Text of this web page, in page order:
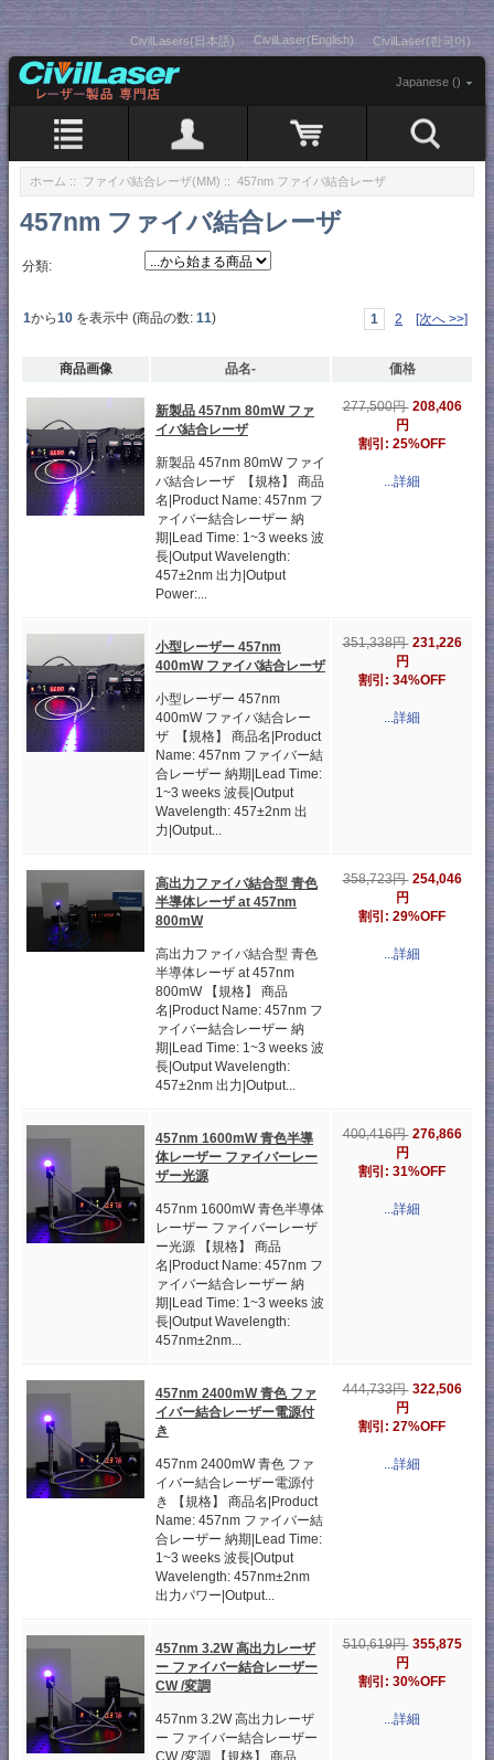
CivilLasers(日本語) CivilLaser(English) CivilLaser(한국어)
Japanese ()
ホーム :: ファイバ結合レーザ(MM) :: 457nm ファイバ結合レーザ
457nm ファイバ結合レーザ
分類:
1から10 を表示中 (商品の数: 11) 1 2 [次へ >>]
商品画像 品名- 価格
新製品 457nm 80mW ファ
イバ結合レーザ
新製品 457nm 80mW ファイ
バ結合レーザ 【規格】 商品
名|Product Name: 457nm フ
ァイバー結合レーザー 納
期|Lead Time: 1~3 weeks 波
長|Output Wavelength:
457±2nm 出力|Output
Power:...
277,500円 208,406
円
割引: 25%OFF
...詳細
小型レーザー 457nm
400mW ファイバ結合レーザ
小型レーザー 457nm
400mW ファイバ結合レー
ザ 【規格】 商品名|Product
Name: 457nm ファイバー結
合レーザー 納期|Lead Time:
1~3 weeks 波長|Output
Wavelength: 457±2nm 出
力|Output...
351,338円 231,226
円
割引: 34%OFF
...詳細
高出力ファイバ結合型 青色
半導体レーザ at 457nm
800mW
高出力ファイバ結合型 青色
半導体レーザ at 457nm
800mW 【規格】 商品
名|Product Name: 457nm フ
ァイバー結合レーザー 納
期|Lead Time: 1~3 weeks 波
長|Output Wavelength:
457±2nm 出力|Output...
358,723円 254,046
円
割引: 29%OFF
...詳細
457nm 1600mW 青色半導
体レーザー ファイバーレー
ザー光源
457nm 1600mW 青色半導体
レーザー ファイバーレーザ
ー光源 【規格】 商品
名|Product Name: 457nm フ
ァイバー結合レーザー 納
期|Lead Time: 1~3 weeks 波
長|Output Wavelength:
457nm±2nm...
400,416円 276,866
円
割引: 31%OFF
...詳細
457nm 2400mW 青色 ファ
イバー結合レーザー電源付
き
457nm 2400mW 青色 ファ
イバー結合レーザー電源付
き 【規格】 商品名|Product
Name: 457nm ファイバー結
合レーザー 納期|Lead Time:
1~3 weeks 波長|Output
Wavelength: 457nm±2nm
出力パワー|Output...
444,733円 322,506
円
割引: 27%OFF
...詳細
457nm 3.2W 高出力レーザ
ー ファイバー結合レーザー
CW /変調
457nm 3.2W 高出力レーザ
ー ファイバー結合レーザー
510,619円 355,875
円
割引: 30%OFF
...詳細